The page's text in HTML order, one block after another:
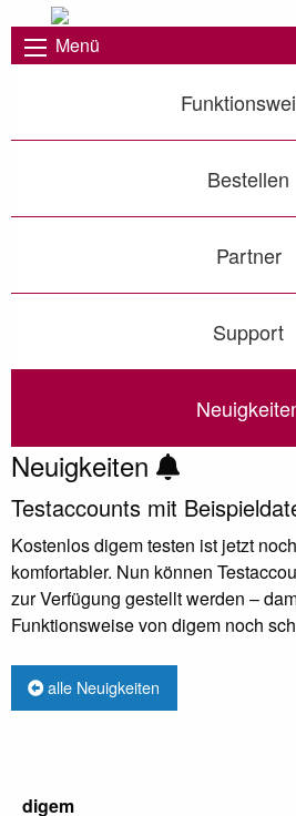
Menü
Bestellen
Partner
Support
Neuigkeiten
Testaccounts mit
Kostenlos digem testen ist jetzt
komfortabler. Nun können
zur Verfügung gestellt werden –
Funktionsweise von digem noch
alle Neuigkeiten
digem